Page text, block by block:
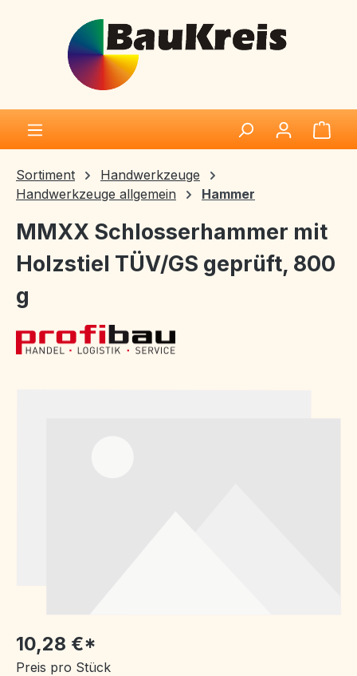
Zum Hauptinhalt springen
Sortiment
Handwerkzeuge
Handwerkzeuge allgemein
Hammer
MMXX Schlosserhammer mit
Holzstiel TÜV/GS geprüft, 800
g
10,28 €*
Preis pro Stück